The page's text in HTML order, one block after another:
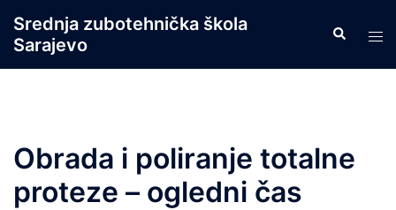
content
Srednja zubotehnička škola
Sarajevo
Search
Obrada i poliranje totalne
proteze – ogledni čas